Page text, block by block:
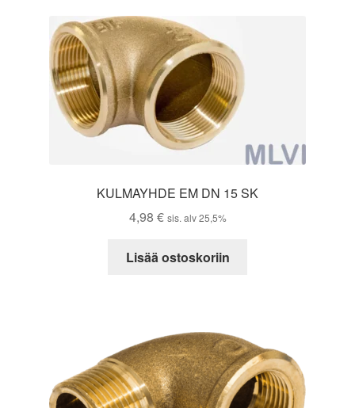
KULMAYHDE EM DN 15 SK
4,98 € sis. alv 25,5%
Lisää ostoskoriin